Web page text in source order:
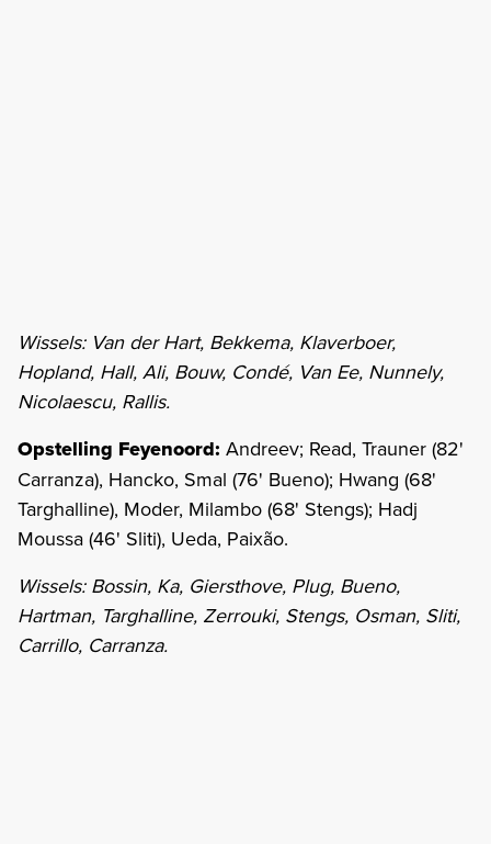
Wissels: Van der Hart, Bekkema, Klaverboer,
Hopland, Hall, Ali, Bouw, Condé, Van Ee, Nunnely,
Nicolaescu, Rallis.
Opstelling Feyenoord: Andreev; Read, Trauner (82'
Carranza), Hancko, Smal (76' Bueno); Hwang (68'
Targhalline), Moder, Milambo (68' Stengs); Hadj
Moussa (46' Sliti), Ueda, Paixão.
Wissels: Bossin, Ka, Giersthove, Plug, Bueno,
Hartman, Targhalline, Zerrouki, Stengs, Osman, Sliti,
Carrillo, Carranza.